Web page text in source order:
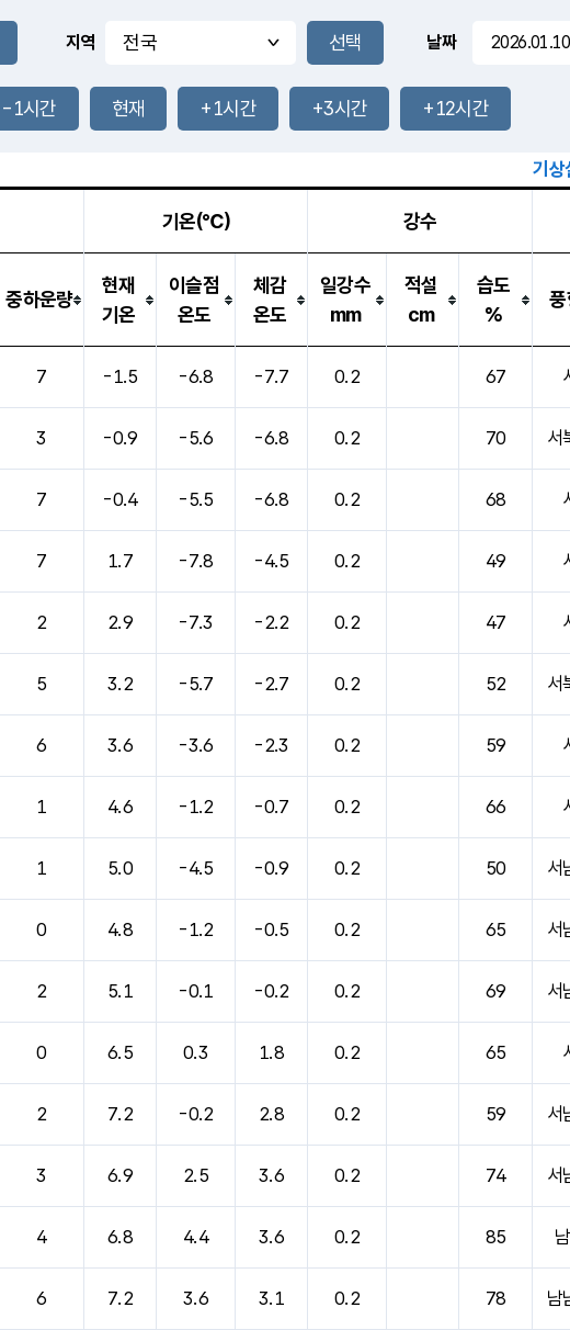
-mm
-mm
27.7
℃
28.1℃
0.8m/s
-mm
-mm
지역 날짜
-1시간 현재 +1시간 +3시간 +12시간
기상
기온(℃) 강수
중하운량
현재
기온
이슬점
온도
체감
온도
일강수
mm
적설
cm
습도
%
7 -1.5 -6.8 -7.7 0.2 67
3 -0.9 -5.6 -6.8 0.2 70 서
7 -0.4 -5.5 -6.8 0.2 68
7 1.7 -7.8 -4.5 0.2 49
2 2.9 -7.3 -2.2 0.2 47
5 3.2 -5.7 -2.7 0.2 52 서
6 3.6 -3.6 -2.3 0.2 59
1 4.6 -1.2 -0.7 0.2 66
1 5.0 -4.5 -0.9 0.2 50 서
0 4.8 -1.2 -0.5 0.2 65 서
2 5.1 -0.1 -0.2 0.2 69 서
0 6.5 0.3 1.8 0.2 65
2 7.2 -0.2 2.8 0.2 59 서
3 6.9 2.5 3.6 0.2 74 서
4 6.8 4.4 3.6 0.2 85
6 7.2 3.6 3.1 0.2 78 남